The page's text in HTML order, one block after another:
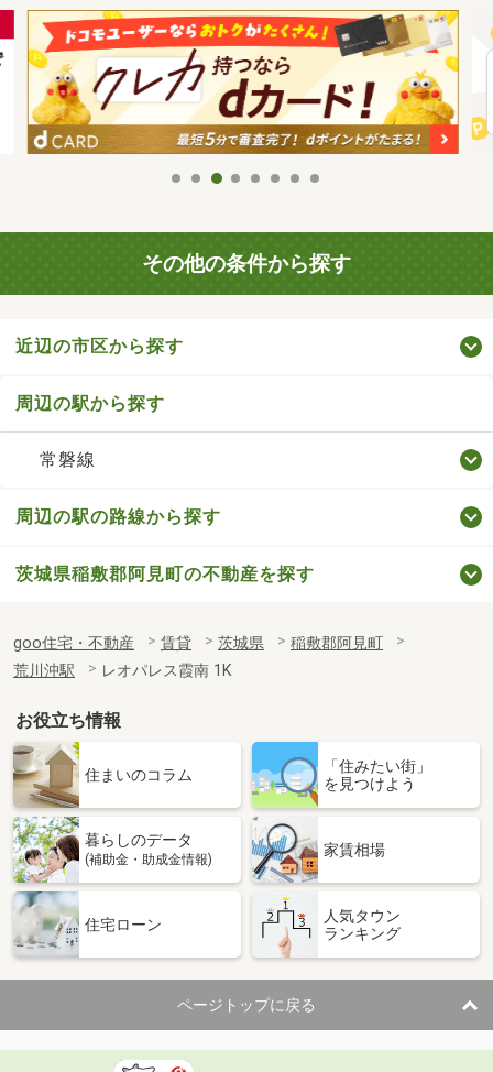
その他の条件から探す
近辺の市区から探す
周辺の駅から探す
常磐線
周辺の駅の路線から探す
茨城県稲敷郡阿見町の不動産を探す
goo住宅・不動産 賃貸 茨城県
稲敷郡阿見町
荒川沖駅
レオパレス霞南 1K
お役立ち情報
住まいのコラム
「住みたい街」
を見つけよう
暮らしのデータ
(補助金・助成金情報)
家賃相場
住宅ローン
人気タウン
ランキング
ページトップに戻る